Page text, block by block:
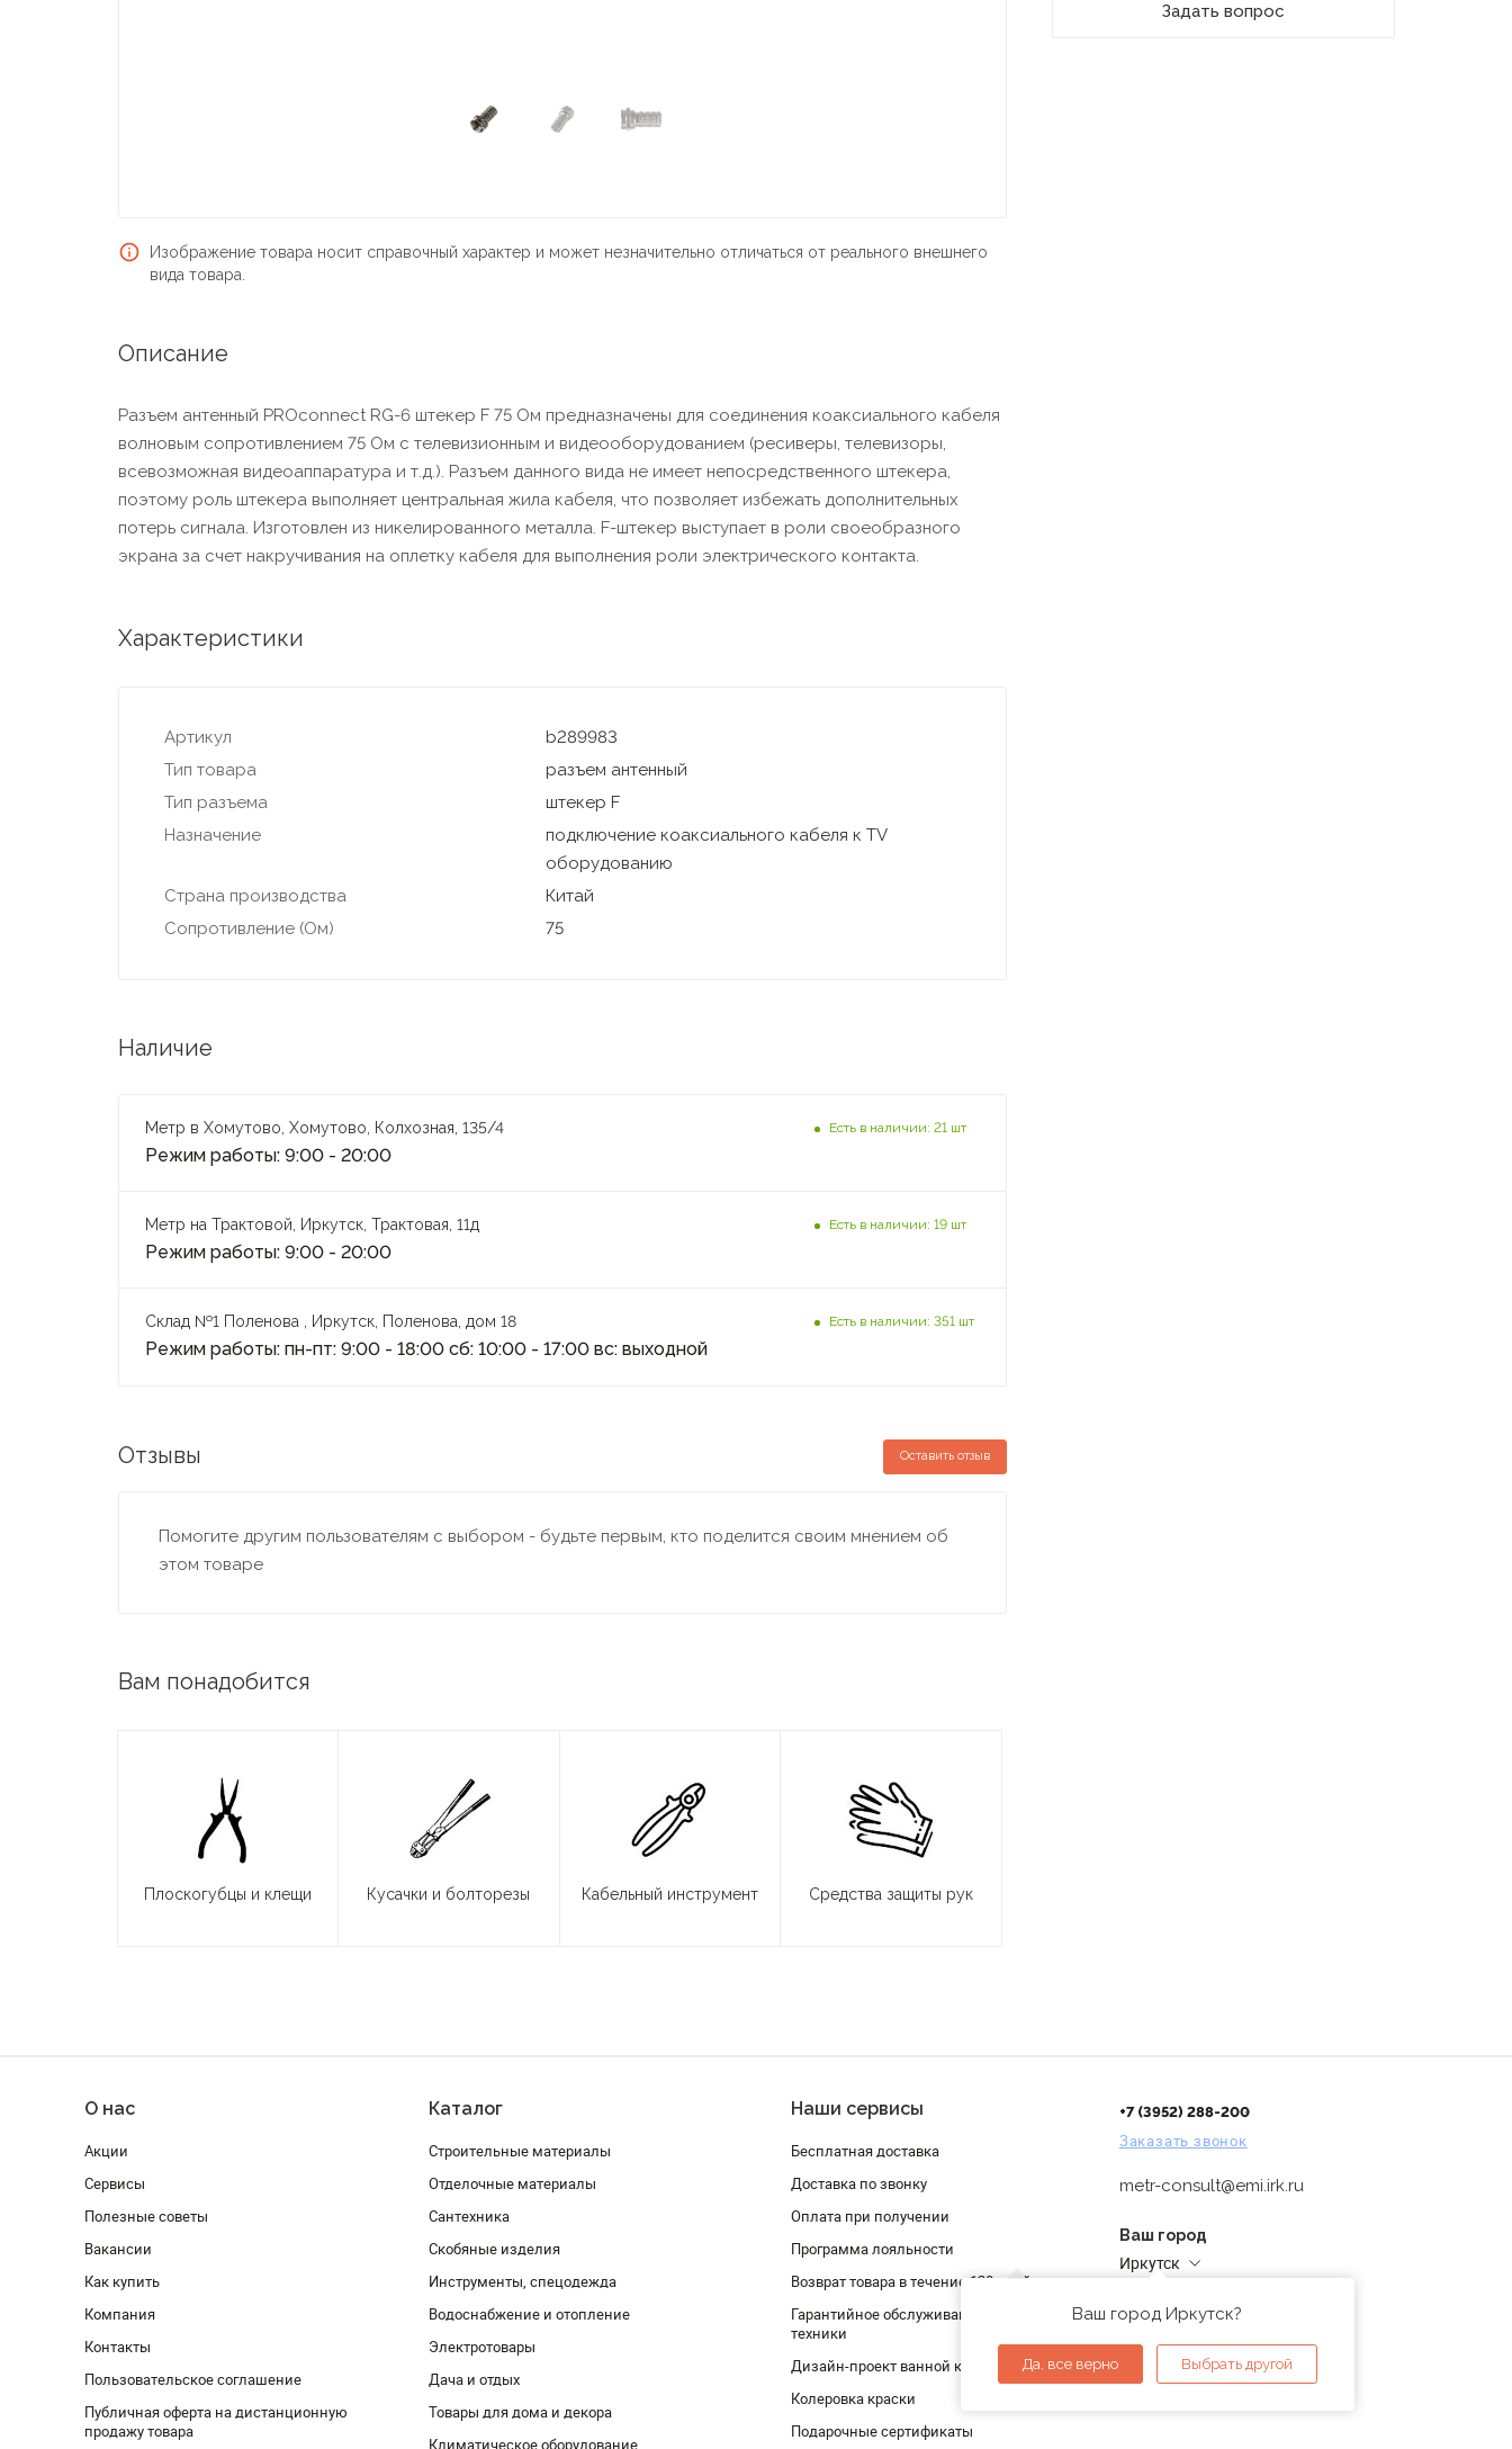
Изображение товара носит справочный характер и может незначительно отличаться от реального внешнего
вида товара.
Описание
Разъем антенный PROconnect RG-6 штекер F 75 Ом предназначены для соединения коаксиального кабеля
волновым сопротивлением 75 Ом с телевизионным и видеооборудованием (ресиверы, телевизоры,
всевозможная видеоаппаратура и т.д.). Разъем данного вида не имеет непосредственного штекера,
поэтому роль штекера выполняет центральная жила кабеля, что позволяет избежать дополнительных
потерь сигнала. Изготовлен из никелированного металла. F-штекер выступает в роли своеобразного
экрана за счет накручивания на оплетку кабеля для выполнения роли электрического контакта.
Характеристики
Артикул
b289983
Тип товара
разъем антенный
Тип разъема
штекер F
Назначение
подключение коаксиального кабеля к TV
оборудованию
Страна производства
Китай
Сопротивление (Ом)
75
Наличие
Метр в Хомутово, Хомутово, Колхозная, 135/4
Режим работы: 9:00 - 20:00
Есть в наличии: 21 шт
Метр на Трактовой, Иркутск, Трактовая, 11д
Режим работы: 9:00 - 20:00
Есть в наличии: 19 шт
Склад №1 Поленова , Иркутск, Поленова, дом 18
Режим работы: пн-пт: 9:00 - 18:00 сб: 10:00 - 17:00 вс: выходной
Есть в наличии: 351 шт
Отзывы Оставить отзыв
Помогите другим пользователям с выбором - будьте первым, кто поделится своим мнением об
этом товаре
Вам понадобится
Плоскогубцы и клещи Кусачки и болторезы Кабельный инструмент Средства защиты рук
Задать вопрос
О нас
Акции
Сервисы
Полезные советы
Вакансии
Как купить
Компания
Контакты
Пользовательское соглашение
Публичная оферта на дистанционную
продажу товара
Каталог
Строительные материалы
Отделочные материалы
Сантехника
Скобяные изделия
Инструменты, спецодежда
Водоснабжение и отопление
Электротовары
Дача и отдых
Товары для дома и декора
Климатическое оборудование
Наши сервисы
Бесплатная доставка
Доставка по звонку
Оплата при получении
Программа лояльности
Возврат товара в течение 120 дней
Гарантийное обслуживание и проверка
техники
Дизайн-проект ванной комнаты
Колеровка краски
Подарочные сертификаты
+7 (3952) 288-200
Заказать звонок
metr-consult@emi.irk.ru
Ваш город
Иркутск
Ваш город Иркутск?
Да, все верно Выбрать другой